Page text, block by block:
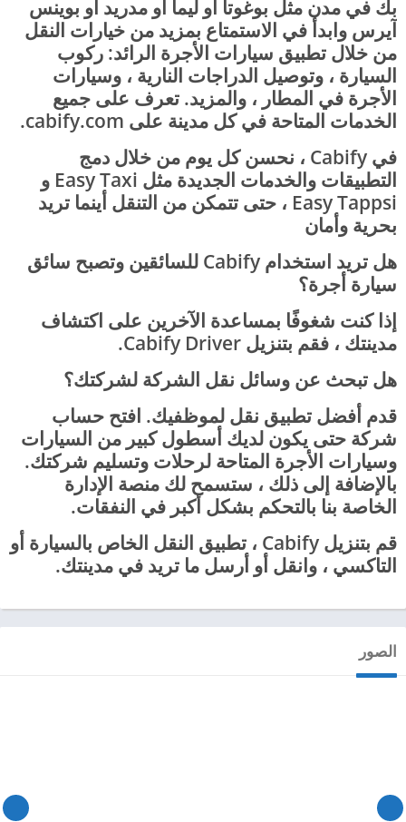
بك في مدن مثل بوغوتا أو ليما أو مدريد أو بوينس
آيرس وابدأ في الاستمتاع بمزيد من خيارات النقل
من خلال تطبيق سيارات الأجرة الرائد: ركوب
السيارة ، وتوصيل الدراجات النارية ، وسيارات
الأجرة في المطار ، والمزيد. تعرف على جميع
الخدمات المتاحة في كل مدينة على cabify.com.
في Cabify ، نحسن كل يوم من خلال دمج
التطبيقات والخدمات الجديدة مثل Easy Taxi و
Easy Tappsi ، حتى تتمكن من التنقل أينما تريد
بحرية وأمان
هل تريد استخدام Cabify للسائقين وتصبح سائق
سيارة أجرة؟
إذا كنت شغوفًا بمساعدة الآخرين على اكتشاف
مدينتك ، فقم بتنزيل Cabify Driver.
هل تبحث عن وسائل نقل الشركة لشركتك؟
قدم أفضل تطبيق نقل لموظفيك. افتح حساب
شركة حتى يكون لديك أسطول كبير من السيارات
وسيارات الأجرة المتاحة لرحلات وتسليم شركتك.
بالإضافة إلى ذلك ، ستسمح لك منصة الإدارة
الخاصة بنا بالتحكم بشكل أكبر في النفقات.
قم بتنزيل Cabify ، تطبيق النقل الخاص بالسيارة أو
التاكسي ، وانقل أو أرسل ما تريد في مدينتك.
الصور